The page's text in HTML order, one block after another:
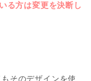
る方は変更を決断し
そのデザインを使